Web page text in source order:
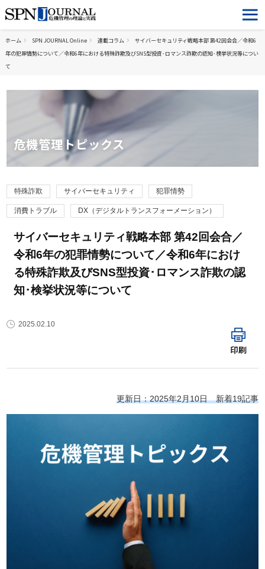
ホーム SPN JOURNAL Online 連載コラム
サイバーセキュリティ戦略本部 第42回会合／令和6
年の犯罪情勢について／令和6年における特殊詐欺及びSNS型投資･ロマンス詐欺の認知･検挙状況等につい
て
危機管理トピックス
特殊詐欺 サイバーセキュリティ 犯罪情勢
消費トラブル DX（デジタルトランスフォーメーション）
サイバーセキュリティ戦略本部 第42回会合／
令和6年の犯罪情勢について／令和6年におけ
る特殊詐欺及びSNS型投資･ロマンス詐欺の認
知･検挙状況等について
2025.02.10
印刷
更新日：2025年2月10日 新着19記事